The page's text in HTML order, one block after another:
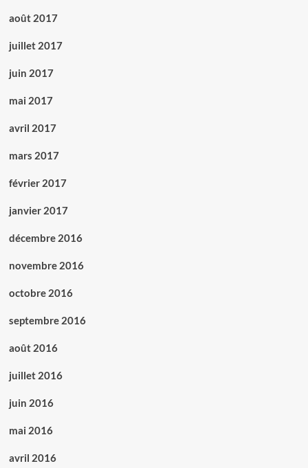
août 2017
juillet 2017
juin 2017
mai 2017
avril 2017
mars 2017
février 2017
janvier 2017
décembre 2016
novembre 2016
octobre 2016
septembre 2016
août 2016
juillet 2016
juin 2016
mai 2016
avril 2016